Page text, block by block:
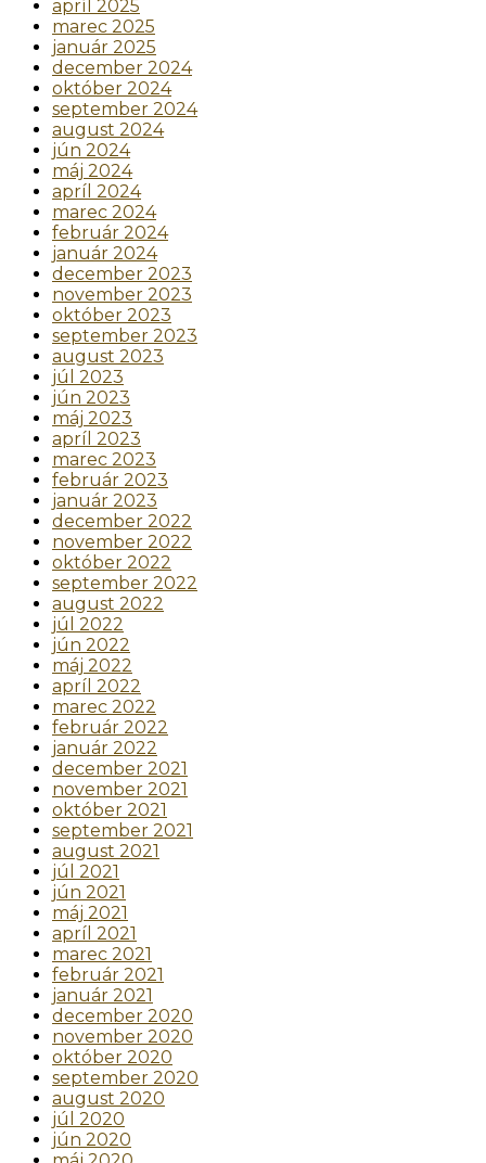
apríl 2025
marec 2025
január 2025
december 2024
október 2024
september 2024
august 2024
jún 2024
máj 2024
apríl 2024
marec 2024
február 2024
január 2024
december 2023
november 2023
október 2023
september 2023
august 2023
júl 2023
jún 2023
máj 2023
apríl 2023
marec 2023
február 2023
január 2023
december 2022
november 2022
október 2022
september 2022
august 2022
júl 2022
jún 2022
máj 2022
apríl 2022
marec 2022
február 2022
január 2022
december 2021
november 2021
október 2021
september 2021
august 2021
júl 2021
jún 2021
máj 2021
apríl 2021
marec 2021
február 2021
január 2021
december 2020
november 2020
október 2020
september 2020
august 2020
júl 2020
jún 2020